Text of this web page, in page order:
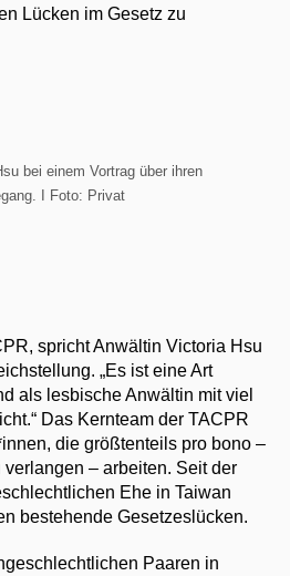
Lücken im Gesetz zu
bei einem Vortrag über ihren
I Foto: Privat
spricht Anwältin Victoria Hsu
„Es ist eine Art
als lesbische Anwältin mit viel
Das Kernteam der TACPR
die größtenteils pro bono –
– arbeiten. Seit der
Ehe in Taiwan
bestehende Gesetzeslücken.
Paaren in